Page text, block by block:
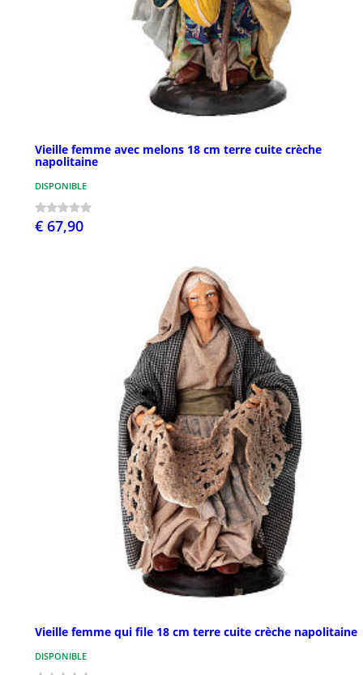
Vieille femme avec melons 18 cm terre cuite crèche
napolitaine
DISPONIBLE
€ 67,90
Vieille femme qui file 18 cm terre cuite crèche napolitaine
DISPONIBLE